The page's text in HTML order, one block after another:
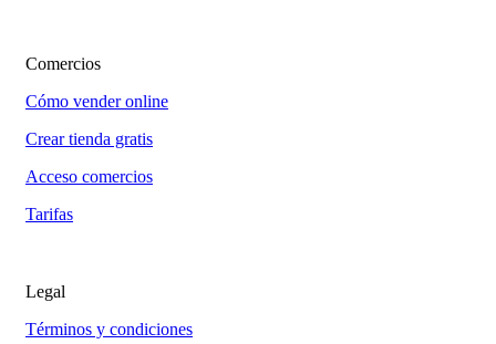
Comercios
Cómo vender online
Crear tienda gratis
Acceso comercios
Tarifas
Legal
Términos y condiciones